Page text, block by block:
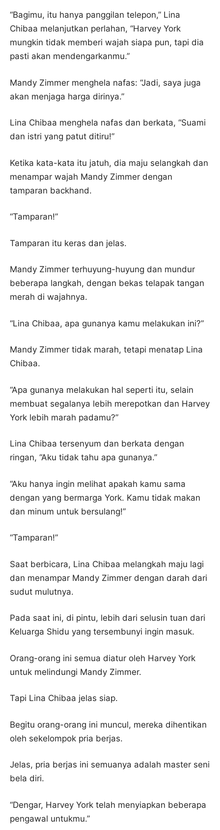
“Bagimu, itu hanya panggilan telepon,” Lina
Chibaa melanjutkan perlahan, “Harvey York
mungkin tidak memberi wajah siapa pun, tapi dia
pasti akan mendengarkanmu.”
Mandy Zimmer menghela nafas: “Jadi, saya juga
akan menjaga harga dirinya.”
Lina Chibaa menghela nafas dan berkata, “Suami
dan istri yang patut ditiru!”
Ketika kata-kata itu jatuh, dia maju selangkah dan
menampar wajah Mandy Zimmer dengan
tamparan backhand.
“Tamparan!”
Tamparan itu keras dan jelas.
Mandy Zimmer terhuyung-huyung dan mundur
beberapa langkah, dengan bekas telapak tangan
merah di wajahnya.
“Lina Chibaa, apa gunanya kamu melakukan ini?”
Mandy Zimmer tidak marah, tetapi menatap Lina
Chibaa.
“Apa gunanya melakukan hal seperti itu, selain
membuat segalanya lebih merepotkan dan Harvey
York lebih marah padamu?”
Lina Chibaa tersenyum dan berkata dengan
ringan, “Aku tidak tahu apa gunanya.”
“Aku hanya ingin melihat apakah kamu sama
dengan yang bermarga York. Kamu tidak makan
dan minum untuk bersulang!”
“Tamparan!”
Saat berbicara, Lina Chibaa melangkah maju lagi
dan menampar Mandy Zimmer dengan darah dari
sudut mulutnya.
Pada saat ini, di pintu, lebih dari selusin tuan dari
Keluarga Shidu yang tersembunyi ingin masuk.
Orang-orang ini semua diatur oleh Harvey York
untuk melindungi Mandy Zimmer.
Tapi Lina Chibaa jelas siap.
Begitu orang-orang ini muncul, mereka dihentikan
oleh sekelompok pria berjas.
Jelas, pria berjas ini semuanya adalah master seni
bela diri.
“Dengar, Harvey York telah menyiapkan beberapa
pengawal untukmu.”